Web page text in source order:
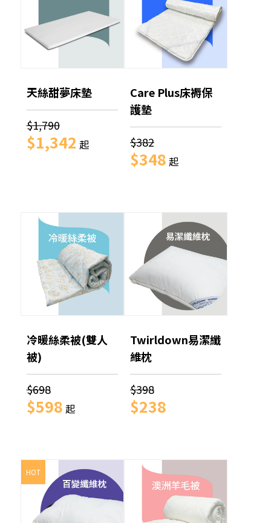
天絲甜夢床墊
$1,790
$1,342 起
Care Plus床褥保
護墊
$382
$348 起
冷暖絲柔被(雙人
被)
$698
$598 起
Twirldown易潔纖
維枕
$398
$238
HOT